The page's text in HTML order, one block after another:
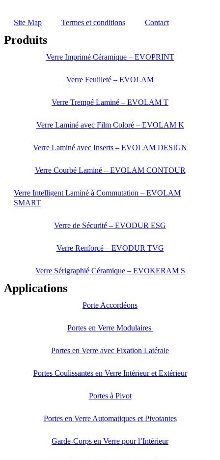
Site Map Termes et conditions Contact
Produits
Verre Imprimé Céramique – EVOPRINT
Verre Feuilleté – EVOLAM
Verre Trempé Laminé – EVOLAM T
Verre Laminé avec Film Coloré – EVOLAM K
Verre Laminé avec Inserts – EVOLAM DESIGN
Verre Courbé Laminé – EVOLAM CONTOUR
Verre Intelligent Laminé à Commutation – EVOLAM
SMART
Verre de Sécurité – EVODUR ESG
Verre Renforcé – EVODUR TVG
Verre Sérigraphié Céramique – EVOKERAM S
Applications
Porte Accordéons
Portes en Verre Modulaires
Portes en Verre avec Fixation Latérale
Portes Coulissantes en Verre Intérieur et Extérieur
Portes à Pivot
Portes en Verre Automatiques et Pivotantes
Garde-Corps en Verre pour l’Intérieur